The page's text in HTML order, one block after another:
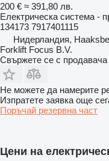
200 € ≈ 391,80 лв.
Електрическа система -
134173 7917401115
Нидерландия,
Forklift Focus B.V.
Свържете се с продавача
Не можете да намерите
Изпратете заявка още
Поръчай резервна част
Цени на